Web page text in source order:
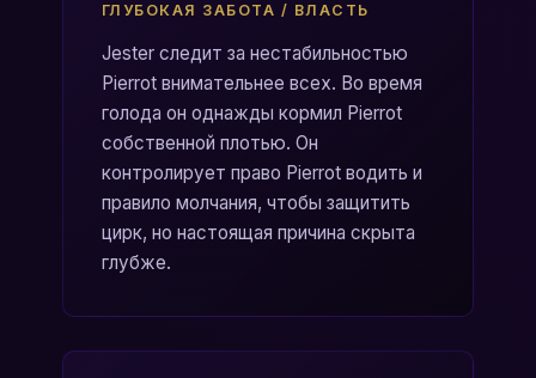
ГЛУБОКАЯ ЗАБОТА / ВЛАСТЬ
Jester следит за нестабильностью
Pierrot внимательнее всех. Во время
голода он однажды кормил Pierrot
собственной плотью. Он
контролирует право Pierrot водить и
правило молчания, чтобы защитить
цирк, но настоящая причина скрыта
глубже.